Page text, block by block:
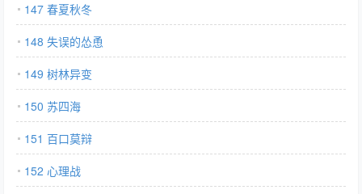
147 春夏秋冬
148 失误的怂恿
149 树林异变
150 苏四海
151 百口莫辩
152 心理战